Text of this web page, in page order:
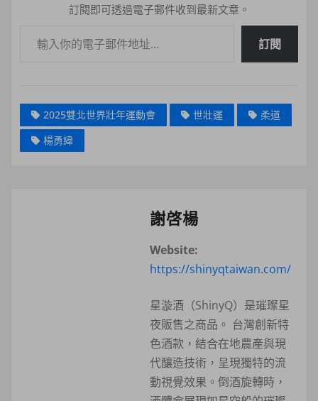
訂閱即可透過電子郵件收到最新文章。
訂閱
2025雙北世界壯年運動會 世壯運
柔道
楊勇緯
謝啓楊
Website:
https://shinyqtaiwan.com/
星漩酒（ShinyQ）是璀璨星
夜販售之商品。 台灣創新特
色酒款，結合在地農產與現
代釀造技術，呈現獨特的流
動視覺效果。倒酒旋轉時，